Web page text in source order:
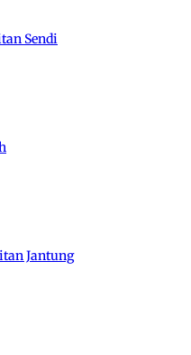
Sendi
Jantung